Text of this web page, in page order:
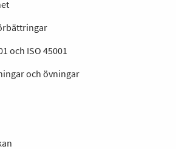
och ISO 45001
och övningar